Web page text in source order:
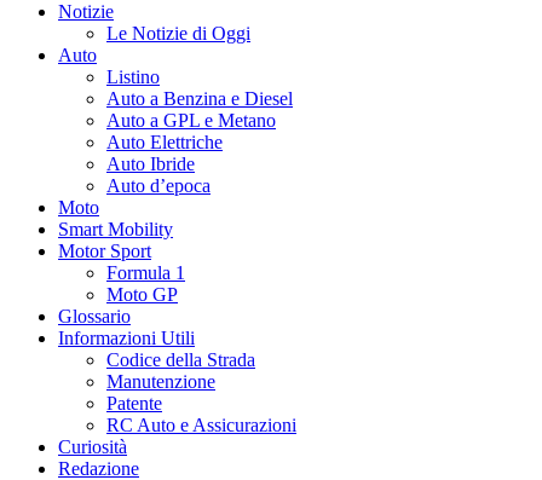
Notizie
Le Notizie di Oggi
Auto
Listino
Auto a Benzina e Diesel
Auto a GPL e Metano
Auto Elettriche
Auto Ibride
Auto d’epoca
Moto
Smart Mobility
Motor Sport
Formula 1
Moto GP
Glossario
Informazioni Utili
Codice della Strada
Manutenzione
Patente
RC Auto e Assicurazioni
Curiosità
Redazione